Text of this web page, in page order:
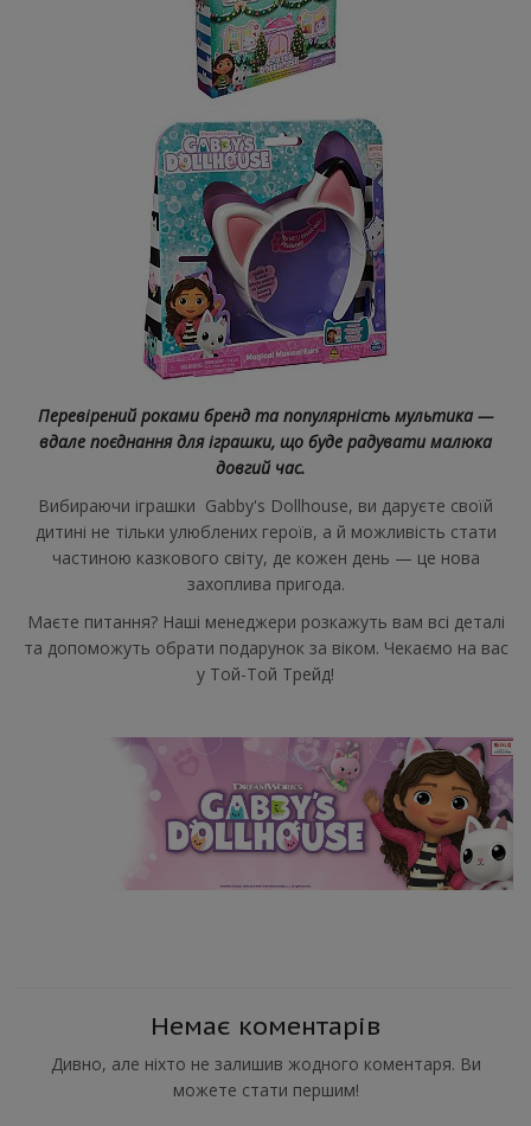
Перевірений роками бренд та популярність мультика —
вдале поєднання для іграшки, що буде радувати малюка
довгий час.
Вибираючи іграшки Gabby's Dollhouse, ви даруєте своїй
дитині не тільки улюблених героїв, а й можливість стати
частиною казкового світу, де кожен день — це нова
захоплива пригода.
Маєте питання? Наші менеджери розкажуть вам всі деталі
та допоможуть обрати подарунок за віком. Чекаємо на вас
у Той-Той Трейд!
Немає коментарів
Дивно, але ніхто не залишив жодного коментаря. Ви
можете стати першим!